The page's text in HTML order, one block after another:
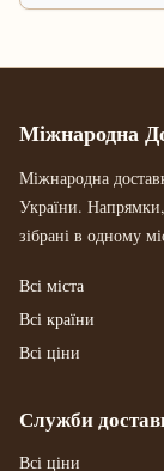
Міжнародна
Міжнародна
України.
зібрані в одному
Всі міста
Всі країни
Всі ціни
Служби
Всі ціни